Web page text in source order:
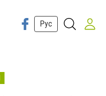
Рус